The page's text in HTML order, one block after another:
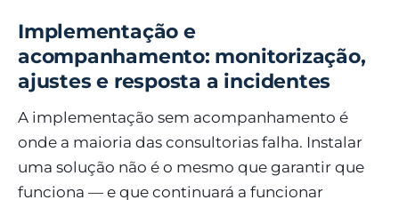
Implementação e
acompanhamento: monitorização,
ajustes e resposta a incidentes
A implementação sem acompanhamento é
onde a maioria das consultorias falha. Instalar
uma solução não é o mesmo que garantir que
funciona — e que continuará a funcionar